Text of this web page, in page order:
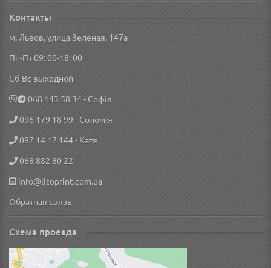
Контакты
м. Львов, улица Зеленая, 147а
Пн-Пт 09: 00-18: 00
Сб-Вс выходной
‎068 143 58 34- Софія
096 179 18 99 - Соломія
097 14 17 144- Катя
068 882 80 22
info@litoprint.com.ua
Обратная связь
Схема проезда